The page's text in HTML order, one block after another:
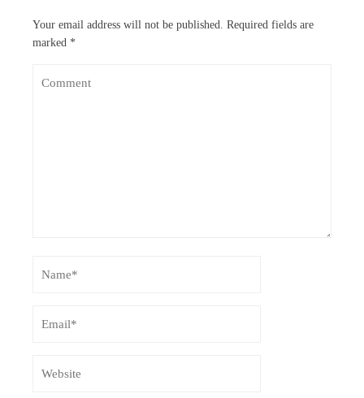
Your email address will not be published.
Required fields are
marked *